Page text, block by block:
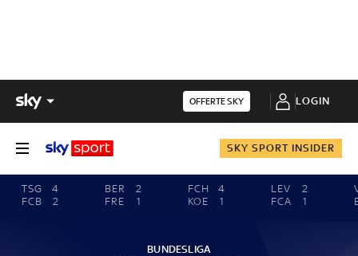
OFFERTE SKY LOGIN
SKY SPORT INSIDER
TSG
4
FCB
2
BER
2
FRE
1
FCH
4
KOE
1
LEV
2
FCA
1
BUNDESLIGA